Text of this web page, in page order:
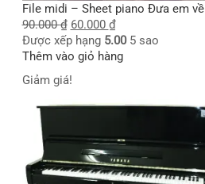
File midi – Sheet piano Đưa em
90.000₫ 60.000 ₫
Được xếp hạng 5.005 sao
Thêm vào giỏ hàng
Giảm giá!